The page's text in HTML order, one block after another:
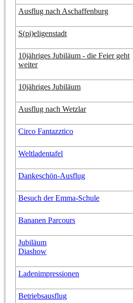
Ausflug nach Aschaffenburg
S(pi)eligenstadt
10jähriges Jubiläum - die Feier geht
weiter
10jähriges Jubiläum
Ausflug nach Wetzlar
Circo Fantazztico
Weltladentafel
Dankeschön-Ausflug
Besuch der Emma-Schule
Bananen Parcours
Jubiläum
Diashow
Ladenimpressionen
Betriebsausflug